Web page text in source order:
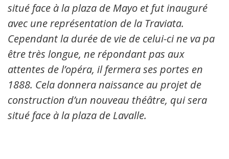
situé face à la plaza de Mayo et fut inauguré
avec une représentation de la Traviata.
Cependant la durée de vie de celui-ci ne va pas
être très longue, ne répondant pas aux
attentes de l’opéra, il fermera ses portes en
1888. Cela donnera naissance au projet de
construction d’un nouveau théâtre, qui sera
situé face à la plaza de Lavalle.